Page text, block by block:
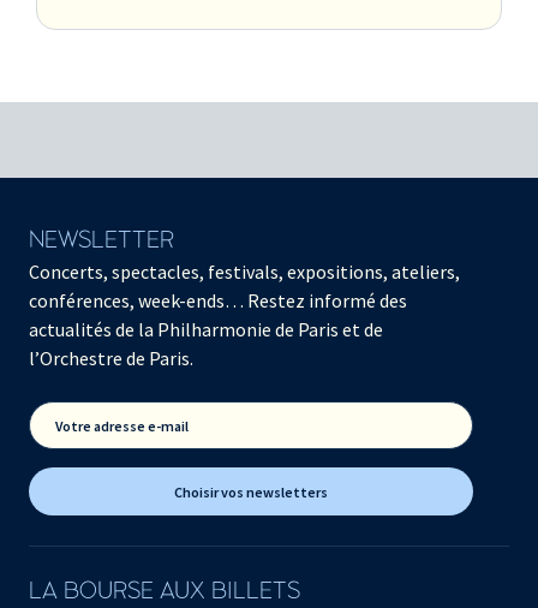
NEWSLETTER
Concerts, spectacles, festivals, expositions, ateliers,
conférences, week-ends… Restez informé des
actualités de la Philharmonie de Paris et de
l’Orchestre de Paris.
Votre adresse e-mail
Choisir vos newsletters
LA BOURSE AUX BILLETS